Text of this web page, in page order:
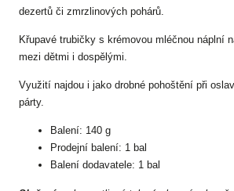
dezertů či zmrzlinových pohárů.
Křupavé trubičky s krémovou mléčnou náplní
mezi dětmi i dospělými.
Využití najdou i jako drobné pohoštění při
párty.
Balení: 140 g
Prodejní balení: 1 bal
Balení dodavatele: 1 bal